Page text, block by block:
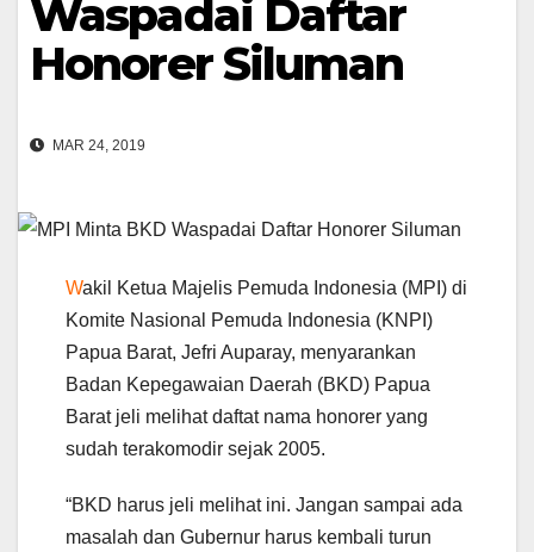
Waspadai Daftar
Honorer Siluman
MAR 24, 2019
Wakil Ketua Majelis Pemuda Indonesia (MPI) di
Komite Nasional Pemuda Indonesia (KNPI)
Papua Barat, Jefri Auparay, menyarankan
Badan Kepegawaian Daerah (BKD) Papua
Barat jeli melihat daftat nama honorer yang
sudah terakomodir sejak 2005.
“BKD harus jeli melihat ini. Jangan sampai ada
masalah dan Gubernur harus kembali turun